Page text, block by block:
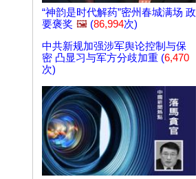
“神韵是时代解药”密州春城满场 政
要褒奖 🖼️ (86,994次)
中共新规加强涉军舆论控制与保
密 凸显习与军方分歧加重 (6,470
次)